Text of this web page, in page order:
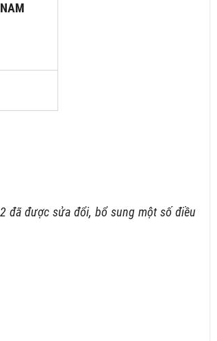
đã được sửa đổi, bổ sung một số điều